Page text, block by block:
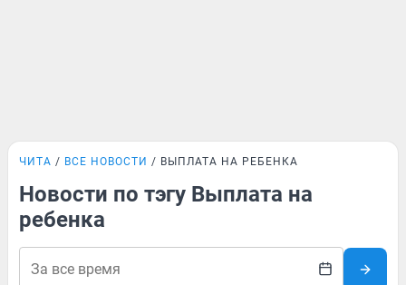
ЧИТА ВСЕ НОВОСТИ ВЫПЛАТА НА РЕБЕНКА
Новости по тэгу Выплата на
ребенка